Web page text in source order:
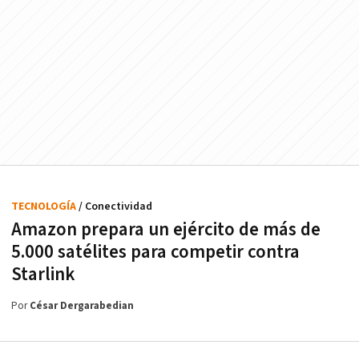
Amazon prepara un ejército de más de
5.000 satélites para competir contra
Starlink
TECNOLOGÍA/ Conectividad
PorCésar Dergarabedian